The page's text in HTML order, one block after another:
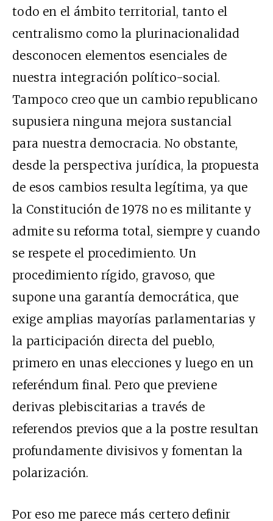
todo en el ámbito territorial, tanto el
centralismo como la plurinacionalidad
desconocen elementos esenciales de
nuestra integración político-social.
Tampoco creo que un cambio republicano
supusiera ninguna mejora sustancial
para nuestra democracia. No obstante,
desde la perspectiva jurídica, la propuesta
de esos cambios resulta legítima, ya que
la Constitución de 1978 no es militante y
admite su reforma total, siempre y cuando
se respete el procedimiento. Un
procedimiento rígido, gravoso, que
supone una garantía democrática, que
exige amplias mayorías parlamentarias y
la participación directa del pueblo,
primero en unas elecciones y luego en un
referéndum final. Pero que previene
derivas plebiscitarias a través de
referendos previos que a la postre resultan
profundamente divisivos y fomentan la
polarización.
Por eso me parece más certero definir